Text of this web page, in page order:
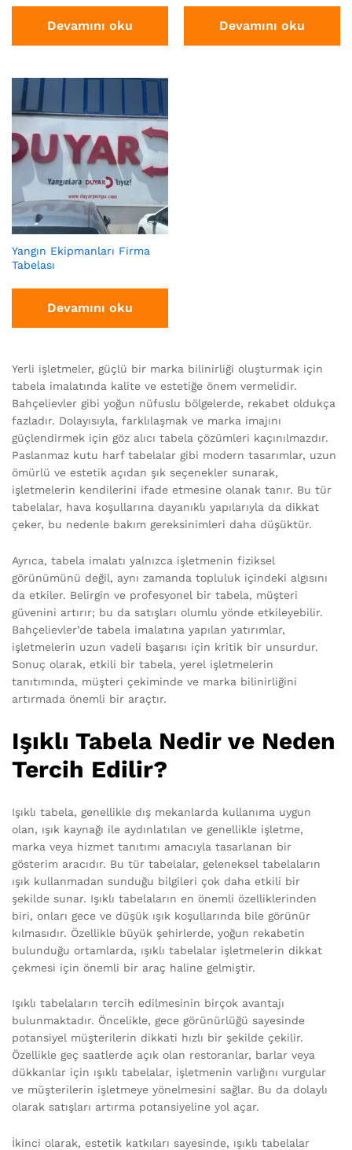
Devamını oku Devamını oku
Yangın Ekipmanları Firma
Tabelası
Devamını oku
Yerli işletmeler, güçlü bir marka bilinirliği oluşturmak için
tabela imalatında kalite ve estetiğe önem vermelidir.
Bahçelievler gibi yoğun nüfuslu bölgelerde, rekabet oldukça
fazladır. Dolayısıyla, farklılaşmak ve marka imajını
güçlendirmek için göz alıcı tabela çözümleri kaçınılmazdır.
Paslanmaz kutu harf tabelalar gibi modern tasarımlar, uzun
ömürlü ve estetik açıdan şık seçenekler sunarak,
işletmelerin kendilerini ifade etmesine olanak tanır. Bu tür
tabelalar, hava koşullarına dayanıklı yapılarıyla da dikkat
çeker, bu nedenle bakım gereksinimleri daha düşüktür.
Ayrıca, tabela imalatı yalnızca işletmenin fiziksel
görünümünü değil, aynı zamanda topluluk içindeki algısını
da etkiler. Belirgin ve profesyonel bir tabela, müşteri
güvenini artırır; bu da satışları olumlu yönde etkileyebilir.
Bahçelievler’de tabela imalatına yapılan yatırımlar,
işletmelerin uzun vadeli başarısı için kritik bir unsurdur.
Sonuç olarak, etkili bir tabela, yerel işletmelerin
tanıtımında, müşteri çekiminde ve marka bilinirliğini
artırmada önemli bir araçtır.
Işıklı Tabela Nedir ve Neden
Tercih Edilir?
Işıklı tabela, genellikle dış mekanlarda kullanıma uygun
olan, ışık kaynağı ile aydınlatılan ve genellikle işletme,
marka veya hizmet tanıtımı amacıyla tasarlanan bir
gösterim aracıdır. Bu tür tabelalar, geleneksel tabelaların
ışık kullanmadan sunduğu bilgileri çok daha etkili bir
şekilde sunar. Işıklı tabelaların en önemli özelliklerinden
biri, onları gece ve düşük ışık koşullarında bile görünür
kılmasıdır. Özellikle büyük şehirlerde, yoğun rekabetin
bulunduğu ortamlarda, ışıklı tabelalar işletmelerin dikkat
çekmesi için önemli bir araç haline gelmiştir.
Işıklı tabelaların tercih edilmesinin birçok avantajı
bulunmaktadır. Öncelikle, gece görünürlüğü sayesinde
potansiyel müşterilerin dikkati hızlı bir şekilde çekilir.
Özellikle geç saatlerde açık olan restoranlar, barlar veya
dükkanlar için ışıklı tabelalar, işletmenin varlığını vurgular
ve müşterilerin işletmeye yönelmesini sağlar. Bu da dolaylı
olarak satışları artırma potansiyeline yol açar.
İkinci olarak, estetik katkıları sayesinde, ışıklı tabelalar